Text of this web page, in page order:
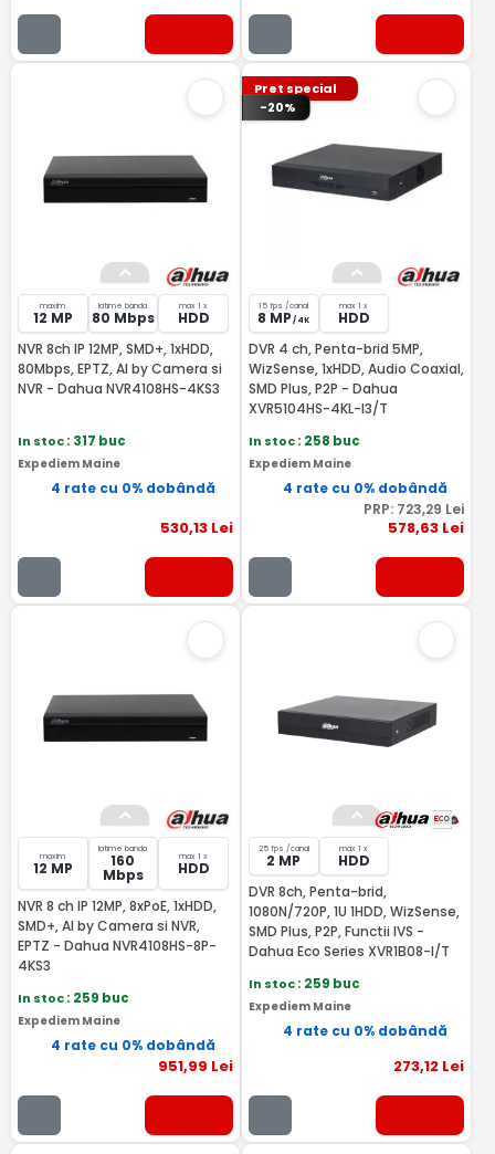
maxim
12 MP
latime banda
80 Mbps
max 1 x
HDD
NVR 8ch IP 12MP, SMD+, 1xHDD,
80Mbps, EPTZ, AI by Camera si
NVR - Dahua NVR4108HS-4KS3
In stoc: 317 buc
Expediem Maine
4 rate cu 0% dobândă
530,13Lei
Pret special
-20%
15 fps /canal
8 MP / 4K
max 1 x
HDD
DVR 4 ch, Penta-brid 5MP,
WizSense, 1xHDD, Audio Coaxial,
SMD Plus, P2P - Dahua
XVR5104HS-4KL-I3/T
In stoc: 258 buc
Expediem Maine
4 rate cu 0% dobândă
PRP: 723,29 Lei
578,63 Lei
maxim
12 MP
latime banda
160
Mbps
max 1 x
HDD
NVR 8 ch IP 12MP, 8xPoE, 1xHDD,
SMD+, AI by Camera si NVR,
EPTZ - Dahua NVR4108HS-8P-
4KS3
In stoc: 259 buc
Expediem Maine
4 rate cu 0% dobândă
951,99 Lei
25 fps /canal
2 MP
max 1 x
HDD
DVR 8ch, Penta-brid,
1080N/720P, 1U 1HDD, WizSense,
SMD Plus, P2P, Functii IVS -
Dahua Eco Series XVR1B08-I/T
In stoc: 259 buc
Expediem Maine
4 rate cu 0% dobândă
273,12 Lei